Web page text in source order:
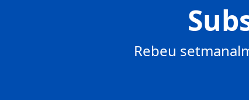
Rebeu